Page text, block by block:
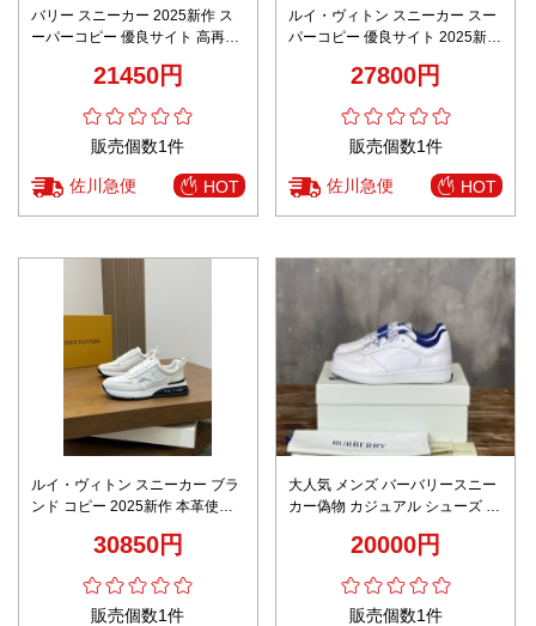
バリー スニーカー 2025新作 ス
ーパーコピー 優良サイト 高再現
ト モノトーン仕様
21450円
販売個数1件
佐川急便 HOT
ルイ・ヴィトン スニーカー スー
パーコピー 優良サイト 2025新作
テール 高再現度27800円
販売個数1件
佐川急便 HOT
ルイ・ヴィトン スニーカー ブラ
ンド コピー 2025新作 本革使用
心サイト対応30850円
販売個数1件
大人気 メンズ バーバリースニー
カー偽物 カジュアル シューズ メ
20000円
販売個数1件